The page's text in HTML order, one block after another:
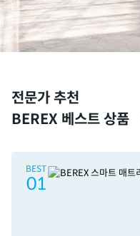
전문가 추천
BEREX 베스트 상품
BEST
01